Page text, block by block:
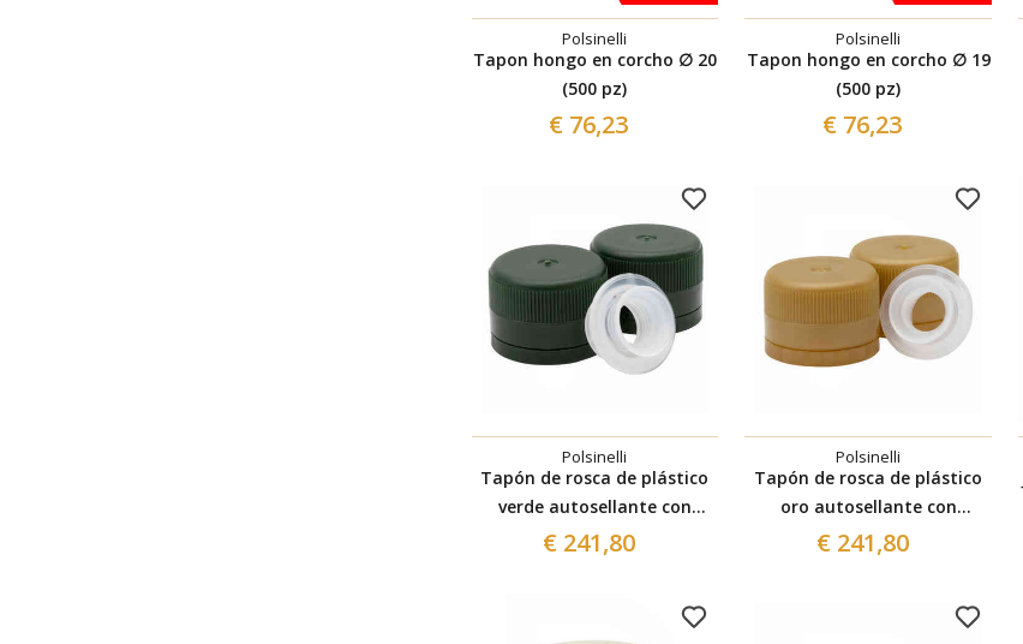
Polsinelli
Tapon hongo en corcho ∅ 20
(500 pz)
€ 76,23
Polsinelli
Tapon hongo en corcho ∅ 19
(500 pz)
€ 76,23
Polsinelli
Tapón de rosca de plástico
verde autosellante con
antigoteo ⌀31,5 (1600 pzas)
€ 241,80
Polsinelli
Tapón de rosca de plástico
oro autosellante con
antigoteo ⌀31,5 (1600 pzas)
€ 241,80